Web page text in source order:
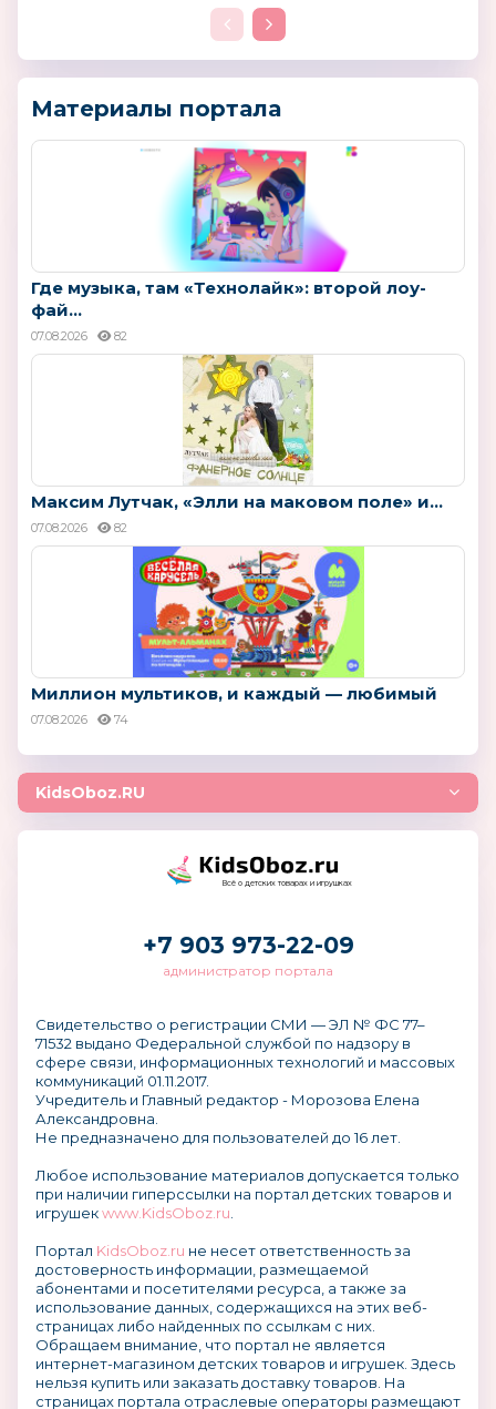
Материалы портала
Где музыка, там «Технолайк»: второй лоу-
фай...
07.08.2026 82
Максим Лутчак, «Элли на маковом поле» и...
07.08.2026 82
Миллион мультиков, и каждый — любимый
07.08.2026 74
KidsOboz.RU
Всё о детских товарах и игрушках
+7 903 973-22-09
администратор портала
Свидетельство о регистрации СМИ — ЭЛ № ФС 77–
71532 выдано Федеральной службой по надзору в
сфере связи, информационных технологий и массовых
коммуникаций 01.11.2017.
Учредитель и Главный редактор - Морозова Елена
Александровна.
Не предназначено для пользователей до 16 лет.
Любое использование материалов допускается только
при наличии гиперссылки на портал детских товаров и
игрушекwww.KidsOboz.ru
Портал KidsOboz.ru не несет ответственность за
достоверность информации, размещаемой
абонентами и посетителями ресурса, а также за
использование данных, содержащихся на этих веб-
страницах либо найденных по ссылкам с них.
Обращаем внимание, что портал не является
интернет-магазином детских товаров и игрушек. Здесь
нельзя купить или заказать доставку товаров. На
страницах портала отраслевые операторы размещают